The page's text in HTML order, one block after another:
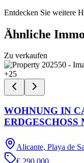
Entdecken Sie weitere
Ähnliche
Zu verkaufen
+25
WOHNUNG IN
Alicante, Playa de
€ 290.000